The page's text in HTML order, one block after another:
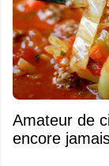
Amateur de
encore